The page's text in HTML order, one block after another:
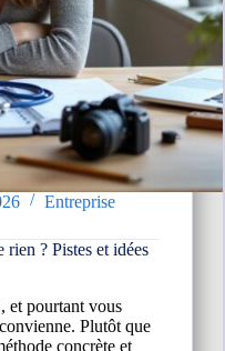
Entreprise
? Pistes et idées
et pourtant vous
Plutôt que
concrète et